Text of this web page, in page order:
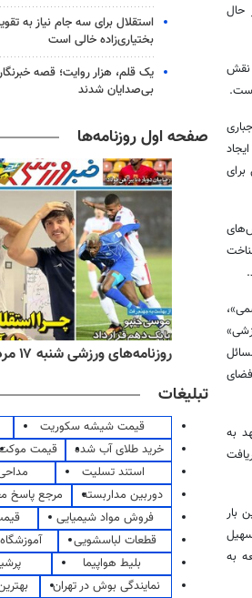
حال
نقش
به
بار
۵ ساله هفتم توسعه به
استقلال برای سه جام نیاز به
بختیاری‌زاده خالی است
یک قلم، هزار روایت؛ قصه
بی‌صدایان شدند
صفحه اول روزنامه‌ها
روزنامه‌های ورزشی شنبه ۱۷ مرداد ۱۴۰۵
تبلیغات
قیمت شیشه سکوریت
خرید طلای آب شده
قیمت
استند تسلیت
دوربین مداربسته
مرجع پاسخ
فروش مواد شیمیایی
قطعات لباسشویی
بلیط هواپیما
نمایندگی بوش در تهران